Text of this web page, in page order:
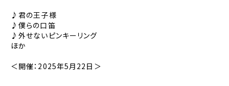
♪君の王子様
♪僕らの口笛
♪外せないピンキーリング
ほか
＜開催：2025年5月22日＞